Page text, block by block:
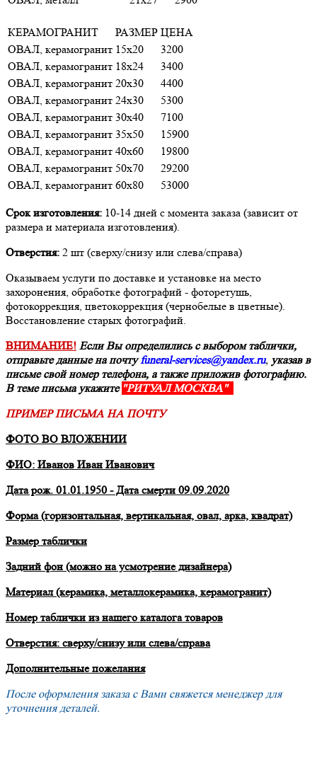
КЕРАМОГРАНИТ РАЗМЕР ЦЕНА
ОВАЛ, керамогранит 15х20
3200
ОВАЛ, керамогранит 18х24
3400
ОВАЛ, керамогранит 20х30
4400
ОВАЛ, керамогранит 24х30
5300
ОВАЛ, керамогранит 30х40
7100
ОВАЛ, керамогранит 35х50
15900
ОВАЛ, керамогранит 40х60
19800
ОВАЛ, керамогранит 50х70
29200
ОВАЛ, керамогранит 60х80 53000
Срок изготовления: 10-14 дней с момента заказа (зависит от
размера и материала изготовления).
Отверстия: 2 шт (сверху/снизу или слева/справа)
Оказываем услуги по доставке и установке на место
захоронения, обработке фотографий - фоторетушь,
фотокоррекция, цветокоррекция (чернобелые в цветные).
Восстановление старых фотографий.
ВНИМАНИЕ! Если Вы определились с выбором таблички,
отправьте данные на почтуfuneral-services@yandex.ru, указав в
письме свой номер телефона, а также приложив фотографию.
В теме письма укажите "РИТУАЛ МОСКВА"
ПРИМЕР ПИСЬМА НА ПОЧТУ
ФОТО ВО ВЛОЖЕНИИ
ФИО: Иванов Иван Иванович
Дата рож. 01.01.1950 - Дата смерти 09.09.2020
Форма (горизонтальная, вертикальная, овал, арка, квадрат)
Размер таблички
Задний фон (можно на усмотрение дизайнера)
Материал (керамика, металлокерамика, керамогранит)
Номер таблички из нашего каталога товаров
Отверстия: сверху/снизу или слева/справа
Дополнительные пожелания
После оформления заказа с Вами свяжется менеджер для
уточнения деталей.